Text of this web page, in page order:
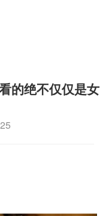
的绝不仅仅是女